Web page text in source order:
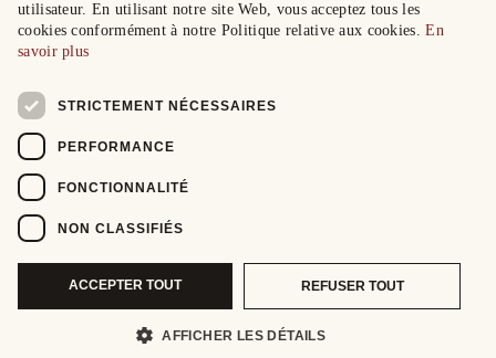
utilisateur. En utilisant notre site Web, vous acceptez tous les
cookies conformément à notre Politique relative aux cookies.En
savoir plus
STRICTEMENT NÉCESSAIRES
PERFORMANCE
FONCTIONNALITÉ
NON CLASSIFIÉS
ACCEPTER TOUT REFUSER TOUT
AFFICHER LES DÉTAILS